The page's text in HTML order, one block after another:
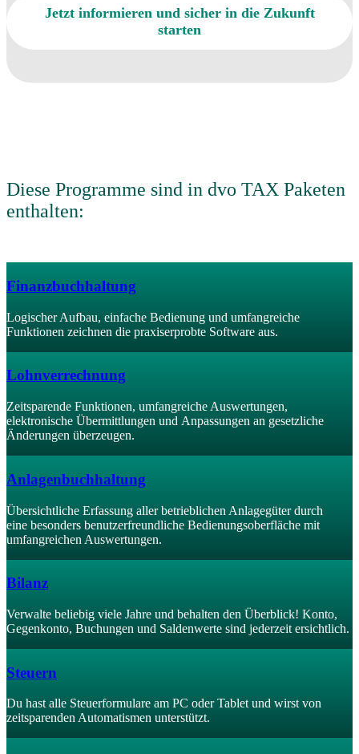
Jetzt informieren und sicher in die Zukunft
starten
Diese Programme sind in dvo TAX Paketen
enthalten:
Finanzbuchhaltung
Logischer Aufbau, einfache Bedienung und umfangreiche
Funktionen zeichnen die praxiserprobte Software aus.
Lohnverrechnung
Zeitsparende Funktionen, umfangreiche Auswertungen,
elektronische Übermittlungen und Anpassungen an gesetzliche
Änderungen überzeugen.
Anlagenbuchhaltung
Übersichtliche Erfassung aller betrieblichen Anlagegüter durch
eine besonders benutzerfreundliche Bedienungsoberfläche mit
umfangreichen Auswertungen.
Bilanz
Verwalte beliebig viele Jahre und behalten den Überblick! Konto,
Gegenkonto, Buchungen und Saldenwerte sind jederzeit ersichtlich.
Steuern
Du hast alle Steuerformulare am PC oder Tablet und wirst von
zeitsparenden Automatismen unterstützt.